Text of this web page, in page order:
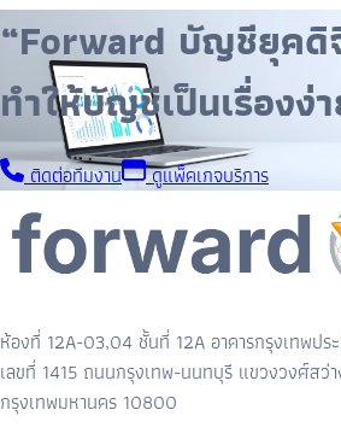
“Forward บัญชียุคดิ
ทำให้บัญชีเป็นเรื่องง่
ติดต่อทีมงาน ดูแพ็คเกจบริการ
ห้องที่ 12A-03,04 ชั้นที่ 12A อาคารกรุงเทพปร
เลขที่ 1415 ถนนกรุงเทพ-นนทบุรี แขวงวงศ์สว่
กรุงเทพมหานคร 10800